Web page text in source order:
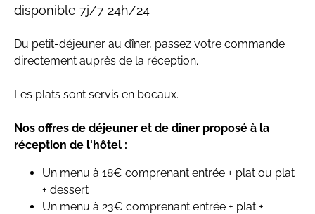
disponible 7j/7 24h/24
Du petit-déjeuner au dîner, passez votre commande
directement auprès de la réception.
Les plats sont servis en bocaux.
Nos offres de déjeuner et de dîner proposé à la
réception de l'hôtel :
Un menu à 18€ comprenant entrée + plat ou plat
+ dessert
Un menu à 23€ comprenant entrée + plat +